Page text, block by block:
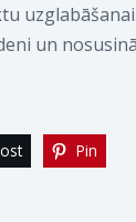
un
Pin